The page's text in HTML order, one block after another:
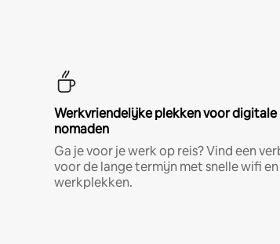
Werkvriendelijke plekken voor digitale
nomaden
Ga je voor je werk op reis? Vind een
voor de lange termijn met snelle wifi
werkplekken.